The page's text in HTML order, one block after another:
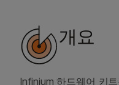
개요
Infinium 하드웨어 키